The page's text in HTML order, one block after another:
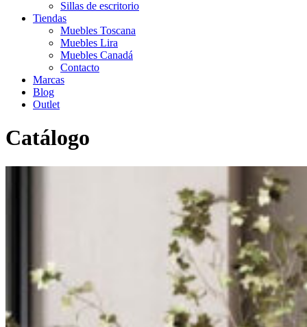
Sillas de escritorio
Tiendas
Muebles Toscana
Muebles Lira
Muebles Canadá
Contacto
Marcas
Blog
Outlet
Catálogo
Mueble de salon BRI